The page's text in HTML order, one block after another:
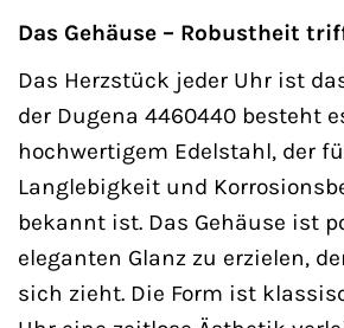
Das Gehäuse – Robustheit
Das Herzstück jeder Uhr ist
der Dugena 4460440 besteht
hochwertigem Edelstahl, der
Langlebigkeit und
bekannt ist. Das Gehäuse ist
eleganten Glanz zu erzielen,
sich zieht. Die Form ist